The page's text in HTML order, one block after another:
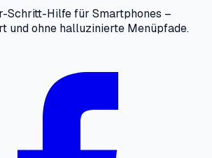
Schritt-Hilfe für Smartphones –
und ohne halluzinierte Menüpfade.